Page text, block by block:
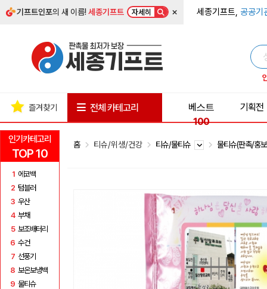
기프트인포의 새 이름!세종기프트 자세히 × 세종기프트, 공공기
인기카테고리
TOP 10
1 에코백
2 텀블러
3 우산
4 부채
5 보조배터리
6 수건
7 선풍기
8 보온보냉백
9 물티슈
즐겨찾기 전체 카테고리
베스트
100
기획전
홈 티슈/위생/건강 티슈/물티슈 물티슈(판촉/홍